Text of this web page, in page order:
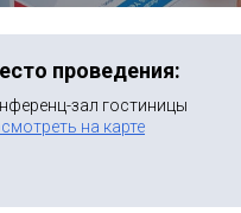
проведения:
зал гостиницы
на карте